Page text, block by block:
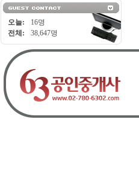
오늘:
16명
전체:
38,647명